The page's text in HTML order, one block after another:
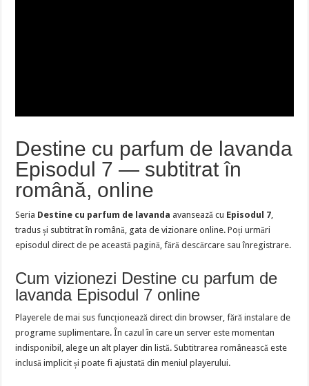
Destine cu parfum de lavanda
Episodul 7 — subtitrat în
română, online
Seria Destine cu parfum de lavanda avansează cu Episodul 7,
tradus și subtitrat în română, gata de vizionare online. Poți urmări
episodul direct de pe această pagină, fără descărcare sau înregistrare.
Cum vizionezi Destine cu parfum de
lavanda Episodul 7 online
Playerele de mai sus funcționează direct din browser, fără instalare de
programe suplimentare. În cazul în care un server este momentan
indisponibil, alege un alt player din listă. Subtitrarea românească este
inclusă implicit și poate fi ajustată din meniul playerului.